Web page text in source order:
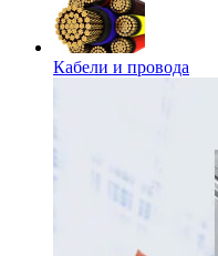
Кабели и провода